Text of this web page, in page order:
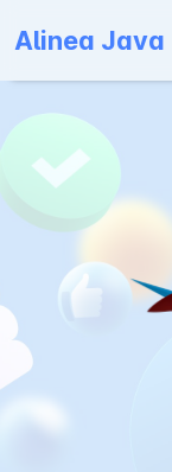
Alinea Java